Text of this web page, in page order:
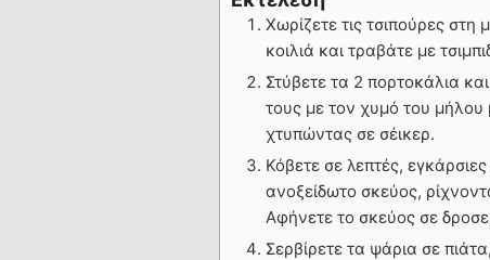
Χωρίζετε τις τσιπούρες στη
κοιλιά και τραβάτε με
Στύβετε τα 2 πορτοκάλια
τους με τον χυμό του μήλου
χτυπώντας σε σέικερ.
Κόβετε σε λεπτές,
ανοξείδωτο σκεύος,
Αφήνετε το σκεύος σε
Σερβίρετε τα ψάρια σε